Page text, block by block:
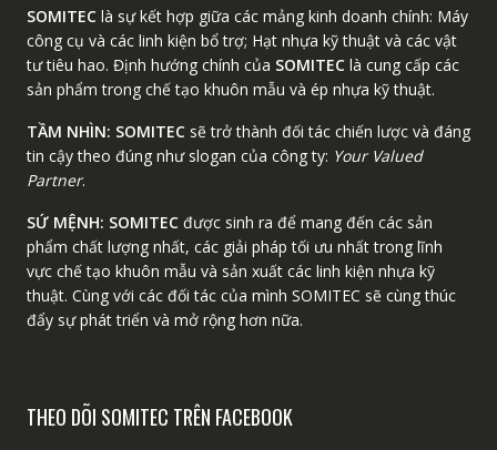
SOMITEClà sự kết hợp giữa các mảng kinh doanh chính: Máy
công cụ và các linh kiện bổ trợ; Hạt nhựa kỹ thuật và các vật
tư tiêu hao. Định hướng chính của SOMITEClà cung cấp các
sản phẩm trong chế tạo khuôn mẫu và ép nhựa kỹ thuật.
TẦM NHÌN: SOMITECsẽ trở thành đối tác chiến lược và đáng
tin cậy theo đúng như slogan của công ty: Your Valued
Partner.
SỨ MỆNH: SOMITECđược sinh ra để mang đến các sản
phẩm chất lượng nhất, các giải pháp tối ưu nhất trong lĩnh
vực chế tạo khuôn mẫu và sản xuất các linh kiện nhựa kỹ
thuật. Cùng với các đối tác của mình SOMITEC sẽ cùng thúc
đẩy sự phát triển và mở rộng hơn nữa.
THEO DÕI SOMITEC TRÊN FACEBOOK